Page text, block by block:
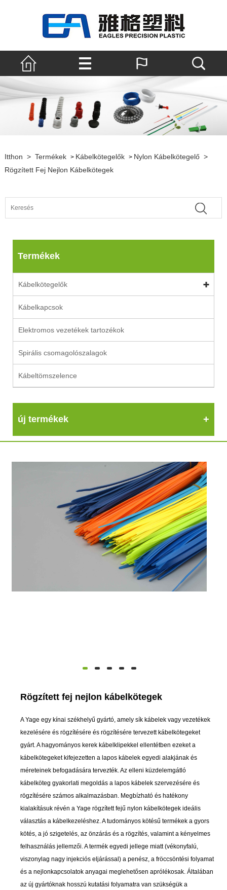
Itthon > Termékek > Kábelkötegelők > Nylon Kábelkötegelő >
Rögzített Fej Nejlon Kábelkötegek
Termékek
Kábelkötegelők
Kábelkapcsok
Elektromos vezetékek tartozékok
Spirális csomagolószalagok
Kábeltömszelence
új termékek
Rögzített fej nejlon kábelkötegek
A Yage egy kínai székhelyű gyártó, amely sík kábelek vagy vezetékek
kezelésére és rögzítésére és rögzítésére tervezett kábelkötegeket
gyárt. A hagyományos kerek kábelklipekkel ellentétben ezeket a
kábelkötegeket kifejezetten a lapos kábelek egyedi alakjának és
méreteinek befogadására tervezték. Az elleni küzdelemgátló
kábelköteg gyakorlati megoldás a lapos kábelek szervezésére és
rögzítésére számos alkalmazásban. Megbízható és hatékony
kialakításuk révén a Yage rögzített fejű nylon kábelkötegek ideális
választás a kábelkezeléshez. A tudományos kötésű termékek a gyors
kötés, a jó szigetelés, az önzárás és a rögzítés, valamint a kényelmes
felhasználás jellemzői. A termék egyedi jellege miatt (vékonyfalú,
viszonylag nagy injekciós eljárással) a penész, a fröccsöntési folyamat
és a nejlonkapcsolatok anyagai meglehetősen aprólékosak. Általában
az új gyártóknak hosszú kutatási folyamatra van szükségük a